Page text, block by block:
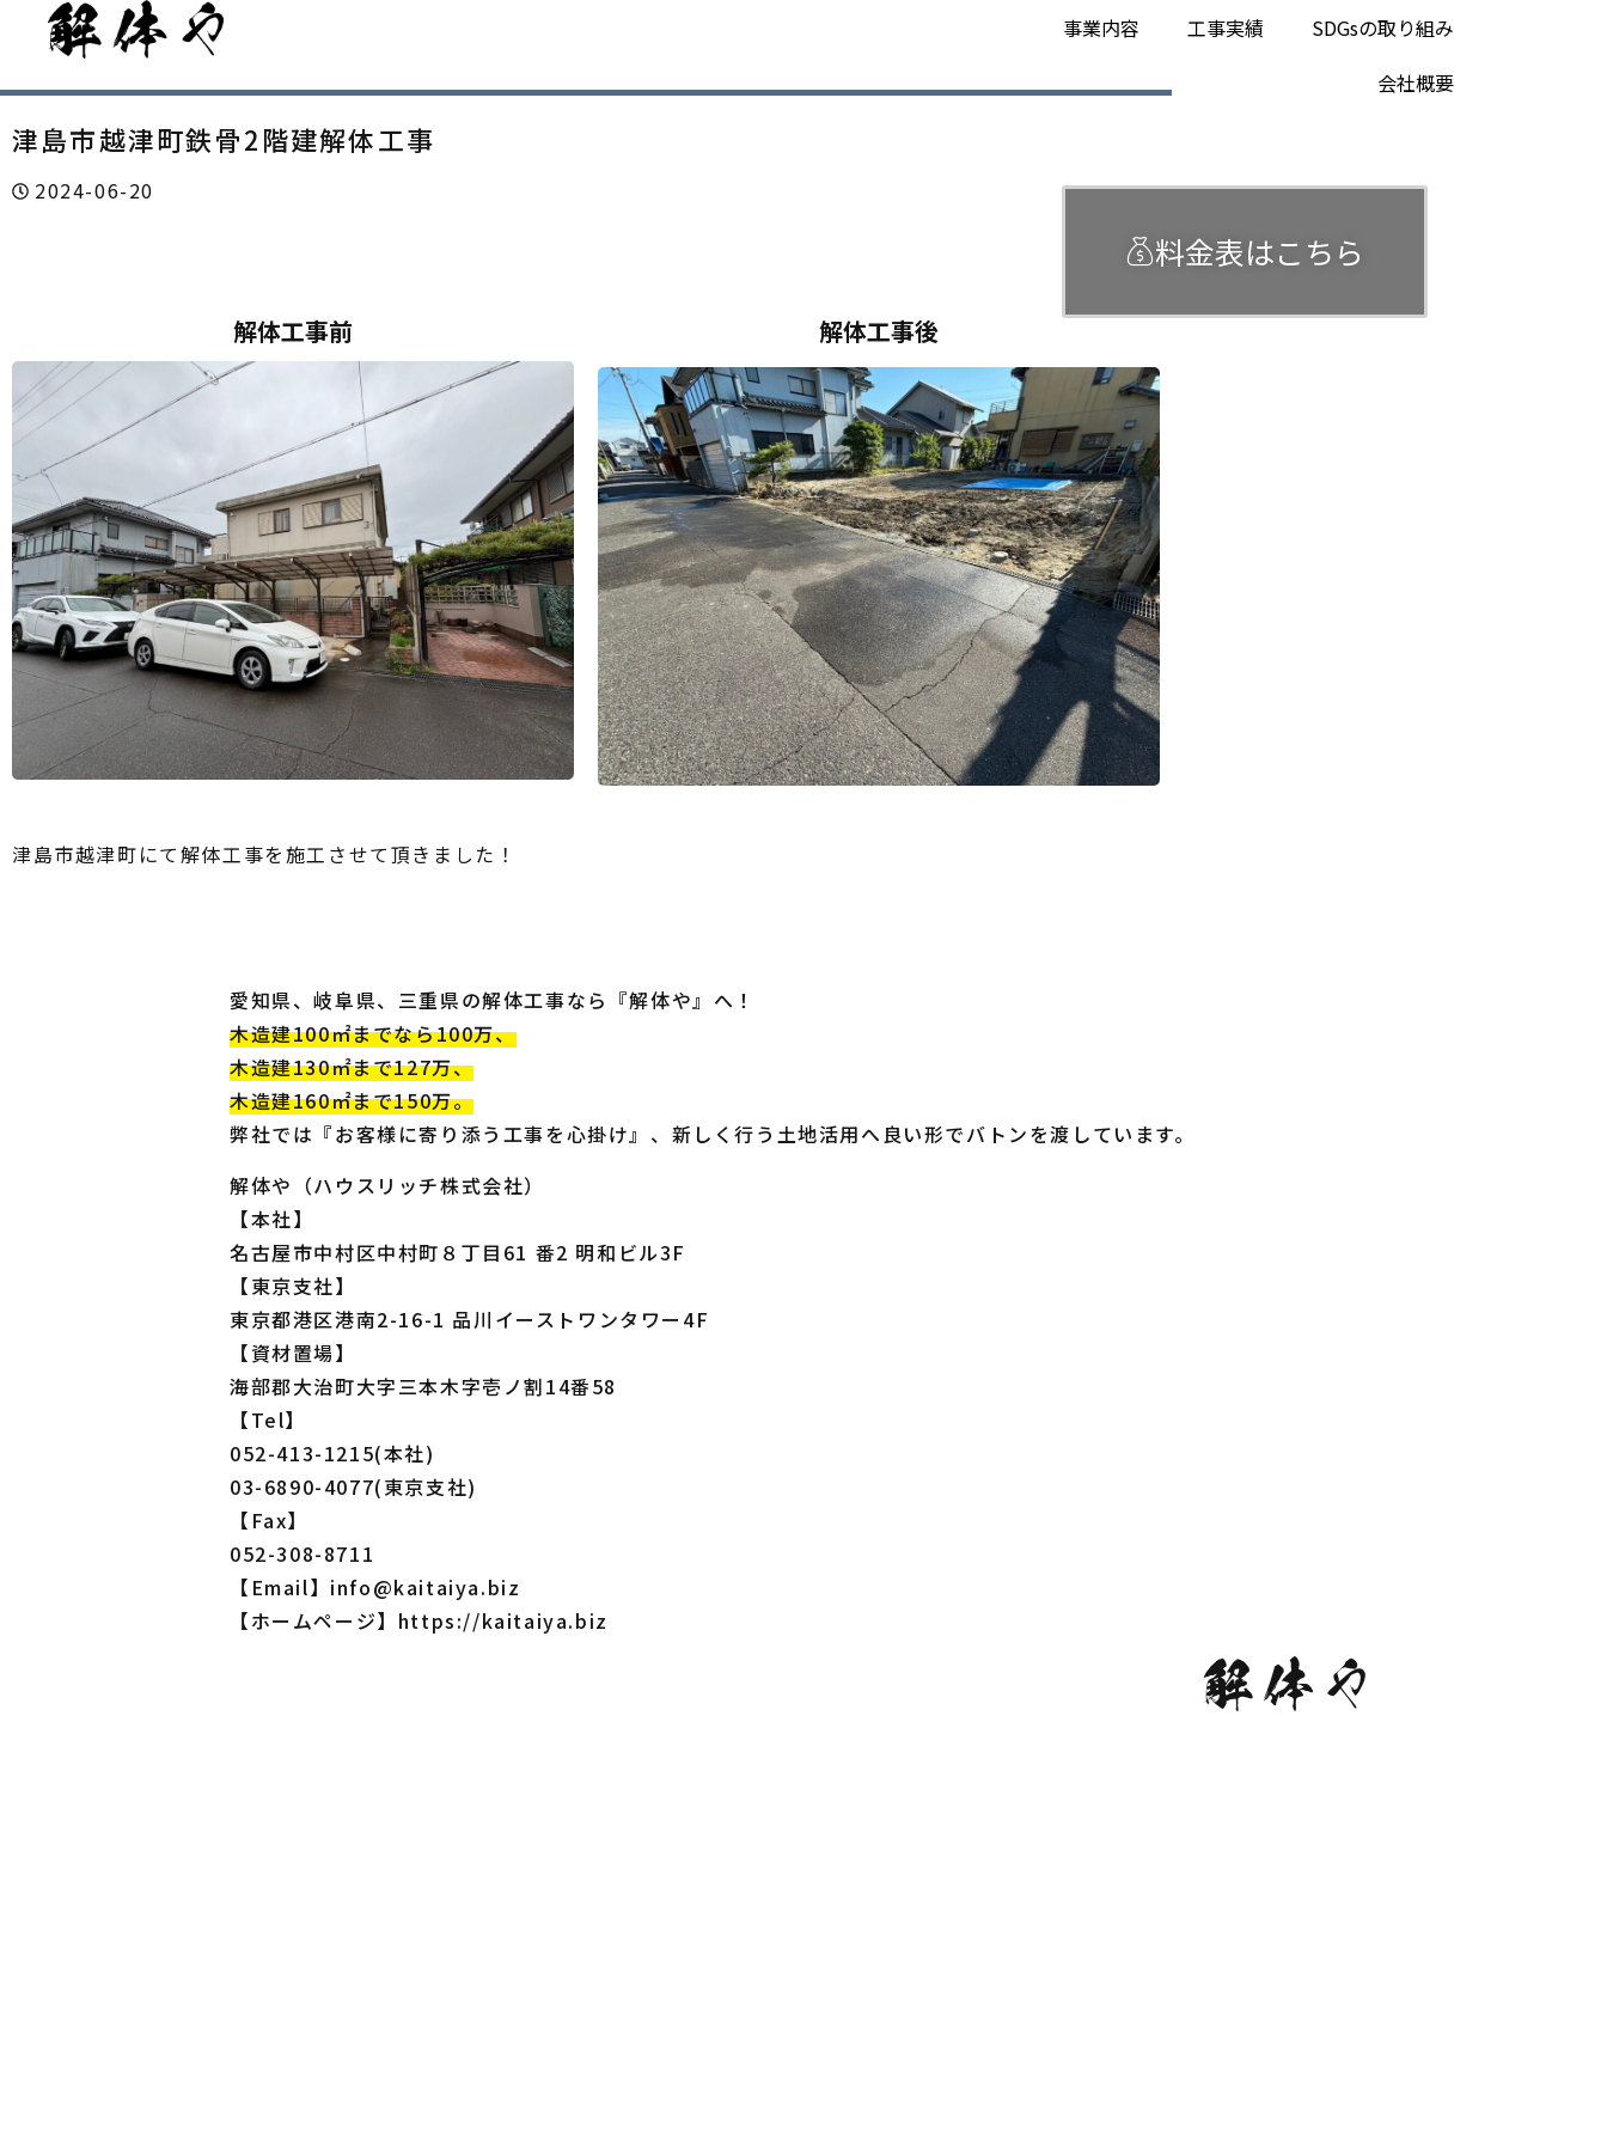
料金表はこちら
事業内容 工事実績
SDGsの取り組み
会社概要
津島市越津町鉄骨2階建解体工事
2024-06-20
解体工事前 解体工事後
津島市越津町にて解体工事を施工させて頂きました！
愛知県、岐阜県、三重県の解体工事なら『解体や』へ！
木造建100㎡までなら100万、
木造建130㎡まで127万、
木造建160㎡まで150万。
弊社では『お客様に寄り添う工事を心掛け』、新しく行う土地活用へ良い形でバトンを渡しています。
解体や（ハウスリッチ株式会社）
【本社】
名古屋市中村区中村町８丁目61 番2 明和ビル3F
【東京支社】
東京都港区港南2-16-1 品川イーストワンタワー4F
【資材置場】
海部郡大治町大字三本木字壱ノ割14番58
【Tel】
052-413-1215(本社)
03-6890-4077(東京支社)
【Fax】
052-308-8711
【Email】info@kaitaiya.biz
【ホームページ】https://kaitaiya.biz
解体や